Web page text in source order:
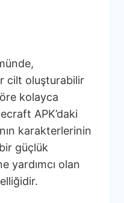
cilt oluşturabilir
kolayca
APK’daki
karakterlerinin
güçlük
yardımcı olan